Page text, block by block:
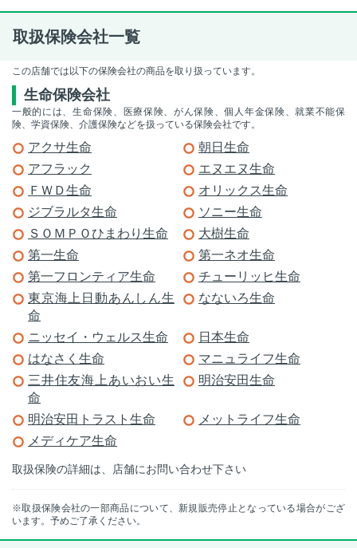
取扱保険会社一覧
この店舗では以下の保険会社の商品を取り扱っています。
生命保険会社
一般的には、生命保険、医療保険、がん保険、個人年金保険、就業不能保
険、学資保険、介護保険などを扱っている保険会社です。
アクサ生命
朝日生命
アフラック
エヌエヌ生命
ＦＷＤ生命
オリックス生命
ジブラルタ生命
ソニー生命
ＳＯＭＰＯひまわり生命
大樹生命
第一生命
第一ネオ生命
第一フロンティア生命
チューリッヒ生命
東京海上日動あんしん生
命
なないろ生命
ニッセイ・ウェルス生命
日本生命
はなさく生命
マニュライフ生命
三井住友海上あいおい生
命
明治安田生命
明治安田トラスト生命
メットライフ生命
メディケア生命
取扱保険の詳細は、店舗にお問い合わせ下さい
※取扱保険会社の一部商品について、新規販売停止となっている場合がござ
います。予めご了承ください。